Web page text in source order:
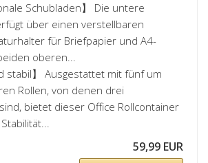
Schubladen】 Die untere
über einen verstellbaren
für Briefpapier und A4-
oberen...
stabil】 Ausgestattet mit fünf um
Rollen, von denen drei
bietet dieser Office Rollcontainer
59,99 EUR